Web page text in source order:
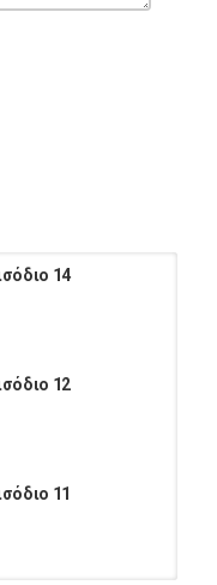
14
12
11